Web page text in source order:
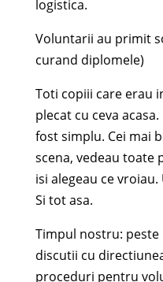
logistica.
Voluntarii au primit
curand diplomele)
Toti copiii care erau
plecat cu ceva
fost simplu. Cei mai
scena, vedeau toate
isi alegeau ce
Si tot asa.
Timpul nostru: peste
discutii cu
proceduri pentru